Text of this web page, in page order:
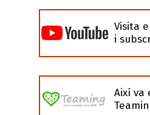
Visita
i
Així va